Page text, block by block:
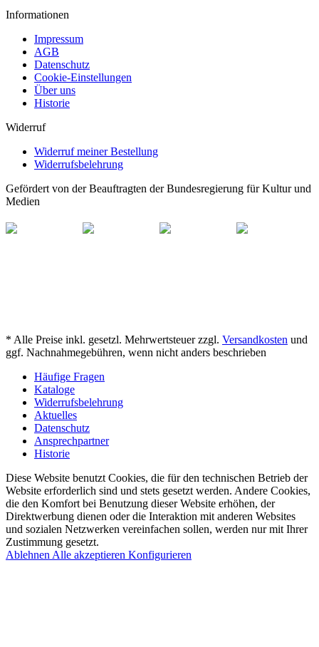
Informationen
Impressum
AGB
Datenschutz
Cookie-Einstellungen
Über uns
Historie
Widerruf
Widerruf meiner Bestellung
Widerrufsbelehrung
Gefördert von der Beauftragten der Bundesregierung für Kultur und
Medien
* Alle Preise inkl. gesetzl. Mehrwertsteuer zzgl. Versandkosten und
ggf. Nachnahmegebühren, wenn nicht anders beschrieben
Häufige Fragen
Kataloge
Widerrufsbelehrung
Aktuelles
Datenschutz
Ansprechpartner
Historie
Diese Website benutzt Cookies, die für den technischen Betrieb der
Website erforderlich sind und stets gesetzt werden. Andere Cookies,
die den Komfort bei Benutzung dieser Website erhöhen, der
Direktwerbung dienen oder die Interaktion mit anderen Websites
und sozialen Netzwerken vereinfachen sollen, werden nur mit Ihrer
Zustimmung gesetzt.
Ablehnen Alle akzeptieren Konfigurieren